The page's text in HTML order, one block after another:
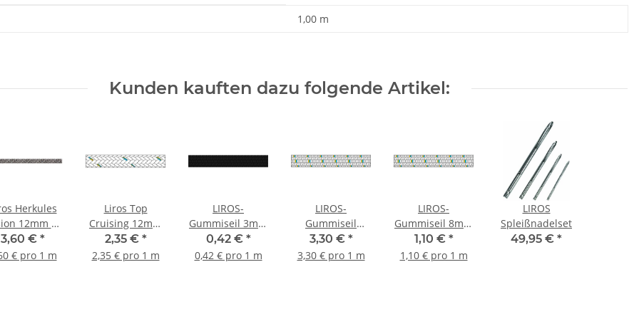
1,00 m
Kunden kauften dazu folgende Artikel:
Herkules
12mm Ø
schwarz
3,60 € *
€ pro 1 m
Liros Top
Cruising 12mm
weiss
2,35 € *
2,35 € pro 1 m
LIROS-
Gummiseil 3mm
schwarz
0,42 € *
0,42 € pro 1 m
LIROS-
Gummiseil
12mm weiss
3,30 € *
3,30 € pro 1 m
LIROS-
Gummiseil 8mm
weiss
1,10 € *
1,10 € pro 1 m
LIROS
Spleißnadelset
49,95 € *